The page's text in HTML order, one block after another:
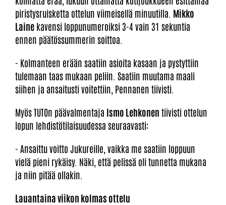
piristysruisketta ottelun viimeisellä minuutilla. Mikko
Laine kavensi loppunumeroiksi 3-4 vain 31 sekuntia
ennen päätössummerin soittoa.
- Kolmanteen erään saatiin asioita kasaan ja pystyttiin
tulemaan taas mukaan peliin. Saatiin muutama maali
siihen ja ansaitusti voitettiin, Pennanen tiivisti.
Myös TUTOn päävalmentaja Ismo Lehkonen tiivisti ottelun
lopun lehdistötilaisuudessa seuraavasti:
- Ansaittu voitto Jukureille, vaikka me saatiin loppuun
vielä pieni rykäisy. Näki, että pelissä oli tunnetta mukana
ja niin pitää ollakin.
Lauantaina viikon kolmas ottelu